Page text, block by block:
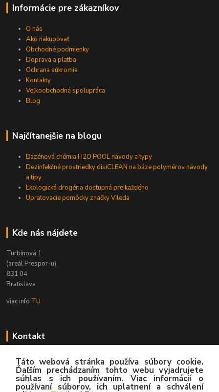
Informácie pre zákazníkov
O nás
Ako nakupovať
Obchodné podmienky
Doprava a platba
Ochrana súkromia
Kontakty
Veľkoobchodná spolupráca
Blog
Najčítanejšie na blogu
Bazénová chémia H2O POOL návody a typy
Dezinfekčné prostriedky disiCLEAN na báze polymérov návody
a tipy
Ekologická drogéria dostupná pre každého
Upratovacie pomôcky značky Vileda
Kde nás nájdete
Turbínová 1
(areál Prespor-u)
831 04
Bratislava
viac info TU
Kontakt
Zákaznícka podpora
02/4445 8762
(Po-Pia, 8:00-15:30 hod.)
Táto webová stránka používa súbory cookie.
Ďaľším prechádzaním tohto webu vyjadrujete
súhlas s ich používaním. Viac informácií o
používaní súborov, ich uplatnení a schválení